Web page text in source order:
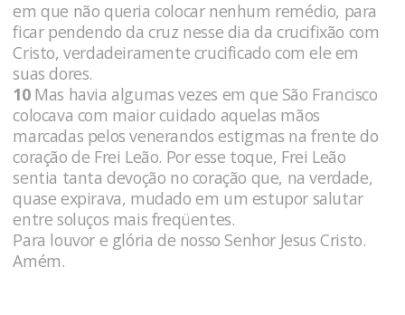
em que não queria colocar nenhum remédio, para
ficar pendendo da cruz nesse dia da crucifixão com
Cristo, verdadeiramente crucificado com ele em
suas dores.
10Mas havia algumas vezes em que São Francisco
colocava com maior cuidado aquelas mãos
marcadas pelos venerandos estigmas na frente do
coração de Frei Leão. Por esse toque, Frei Leão
sentia tanta devoção no coração que, na verdade,
quase expirava, mudado em um estupor salutar
entre soluços mais freqüentes.
Para louvor e glória de nosso Senhor Jesus Cristo.
Amém.